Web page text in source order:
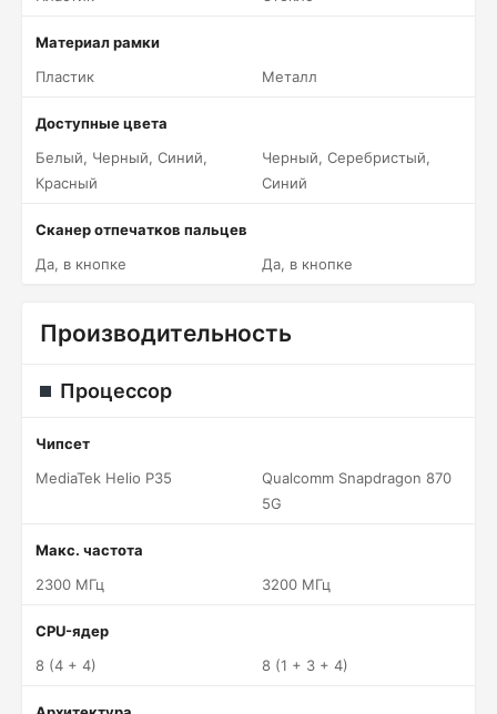
Материал рамки
Пластик
Металл
Доступные цвета
Белый, Черный, Синий,
Красный
Черный, Серебристый,
Синий
Сканер отпечатков пальцев
Да, в кнопке
Да, в кнопке
Производительность
Процессор
Чипсет
MediaTek Helio P35
Qualcomm Snapdragon 870
5G
Макс. частота
2300 МГц
3200 МГц
CPU-ядер
8 (4 + 4)
8 (1 + 3 + 4)